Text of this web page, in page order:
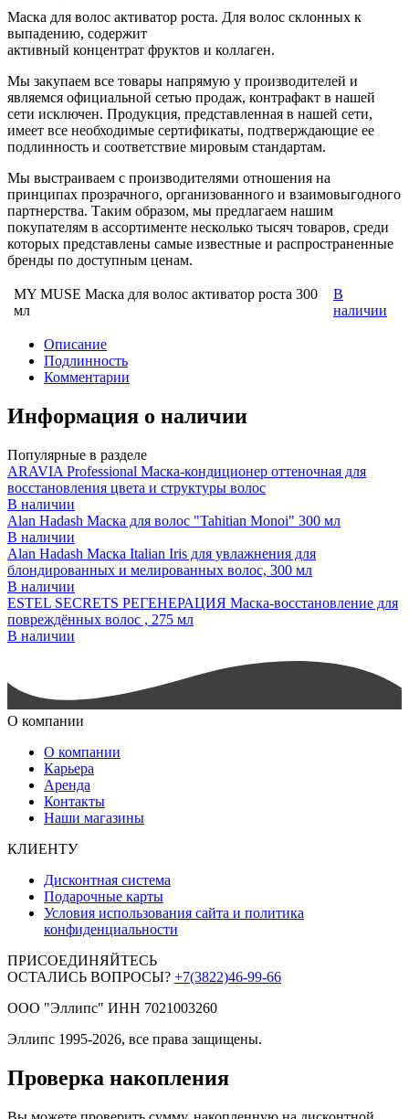
Маска для волос активатор роста. Для волос склонных к
выпадению, содержит
активный концентрат фруктов и коллаген.
Мы закупаем все товары напрямую у производителей и
являемся официальной сетью продаж, контрафакт в нашей
сети исключен. Продукция, представленная в нашей сети,
имеет все необходимые сертификаты, подтверждающие ее
подлинность и соответствие мировым стандартам.
Мы выстраиваем с производителями отношения на
принципах прозрачного, организованного и взаимовыгодного
партнерства. Таким образом, мы предлагаем нашим
покупателям в ассортименте несколько тысяч товаров, среди
которых представлены самые известные и распространенные
бренды по доступным ценам.
MY MUSE Маска для волос активатор роста 300
мл
В
наличии
Описание
Подлинность
Комментарии
Информация о наличии
Популярные в разделе
ARAVIA Professional Маска-кондиционер оттеночная для
восстановления цвета и структуры волос
В наличии
Alan Hadash Маска для волос "Tahitian Monoi" 300 мл
В наличии
Alan Hadash Маска Italian Iris для увлажнения для
блондированных и мелированных волос, 300 мл
В наличии
ESTEL SECRETS РЕГЕНЕРАЦИЯ Маска-восстановление для
повреждённых волос , 275 мл
В наличии
О компании
О компании
Карьера
Аренда
Контакты
Наши магазины
КЛИЕНТУ
Дисконтная система
Подарочные карты
Условия использования сайта и политика
конфиденциальности
ПРИСОЕДИНЯЙТЕСЬ
ОСТАЛИСЬ ВОПРОСЫ? +7(3822)46-99-66
ООО "Эллипс" ИНН 7021003260
Эллипс 1995-2026, все права защищены.
Проверка накопления